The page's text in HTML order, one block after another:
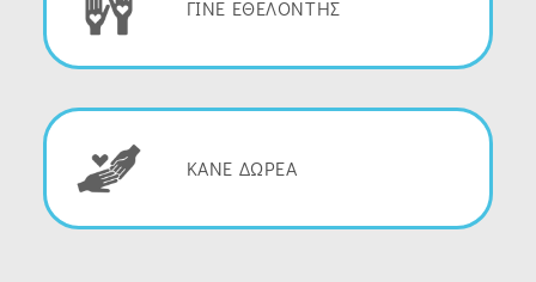
ΓΙΝΕ ΕΘΕΛΟΝΤΗΣ
ΚΑΝΕ ΔΩΡΕΑ